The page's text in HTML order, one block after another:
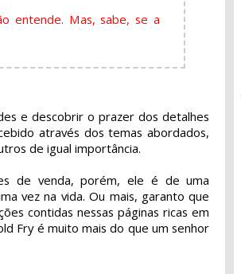
entende. Mas, sabe, se a
e descobrir o prazer dos detalhes
através dos temas abordados,
de igual importância.
de venda, porém, ele é de uma
vez na vida. Ou mais, garanto que
contidas nessas páginas ricas em
Fry é muito mais do que um senhor